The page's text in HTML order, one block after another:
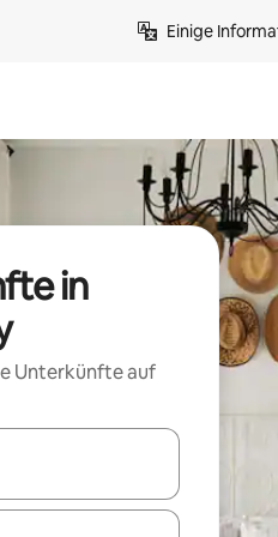
Einige
in
Unterkünfte auf
navigiere mit den Pfeiltasten